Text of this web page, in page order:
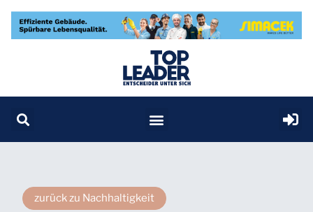
zurück zu Nachhaltigkeit